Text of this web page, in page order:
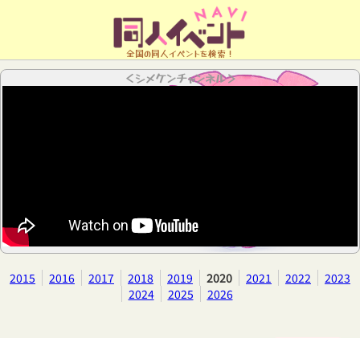
全国の同人イベントを検索！
＜シメケンチャンネル＞
2015 2016 2017 2018 2019 2020 2021 2022
2023
2024
2025 2026